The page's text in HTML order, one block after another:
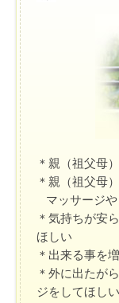
＊親（祖父母
＊親（祖父母
マッサージや
＊気持ちが安
ほしい
＊出来る事を
＊外に出たが
ジをしてほしい